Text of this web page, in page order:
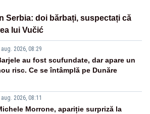
Serbia: doi bărbați, suspectați că
lui Vučić
aug. 2026, 08:29
au fost scufundate, dar apare un
risc. Ce se întâmplă pe Dunăre
aug. 2026, 08:11
Morrone, apariție surpriză la